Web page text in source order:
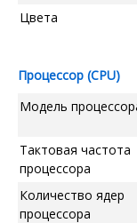
Цвета
Процессор (CPU)
Модель
Тактовая частота
процессора
Количество ядер
процессора